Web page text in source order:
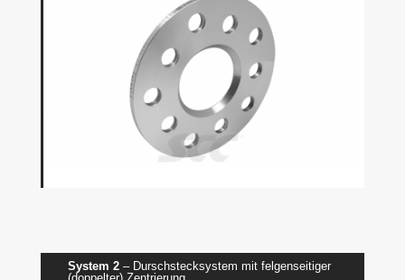
System 2– Durschstecksystem mit felgenseitiger